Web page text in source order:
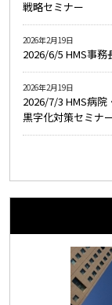
戦略セミナー
2026/6/5 HMS事
2026年2月19日
2026/7/3 HMS病
黒字化対策セミナ
2026年2月19日